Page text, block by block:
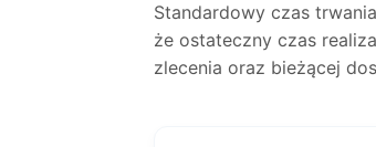
Standardowy czas
że ostateczny czas
zlecenia oraz bieżącej